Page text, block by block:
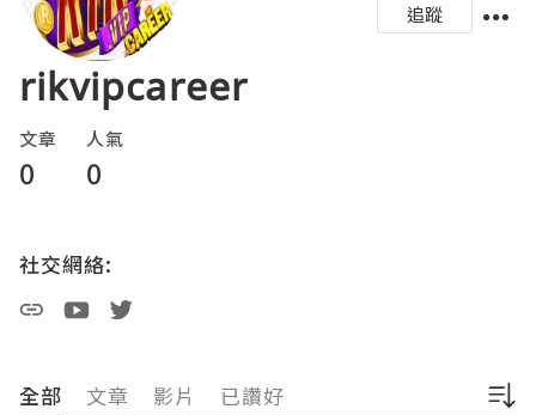
追蹤
rikvipcareer
文章
0
人氣
0
社交網絡:
全部 文章 影片 已讚好